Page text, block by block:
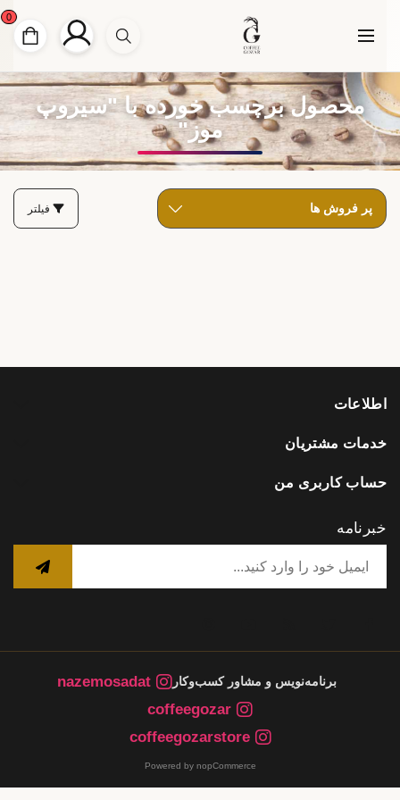
0
محصول برچسب خورده با "سیروپ
موز"
فیلتر
اطلاعات
خدمات مشتریان
حساب کاربری من
خبرنامه
برنامه‌نویس و مشاور کسب‌وکار
nazemosadat
coffeegozar
coffeegozarstore
Powered by nopCommerce